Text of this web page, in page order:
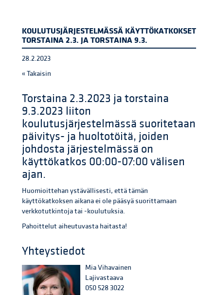
KOULUTUSJÄRJESTELMÄSSÄ KÄYTTÖKATKOKSET
TORSTAINA 2.3. JA TORSTAINA 9.3.
28.2.2023
« Takaisin
Torstaina 2.3.2023 ja torstaina
9.3.2023 liiton
koulutusjärjestelmässä suoritetaan
päivitys- ja huoltotöitä, joiden
johdosta järjestelmässä on
käyttökatkos 00:00-07:00 välisen
ajan.
Huomioittehan ystävällisesti, että tämän
käyttökatkoksen aikana ei ole pääsyä suorittamaan
verkkotutkintoja tai -koulutuksia.
Pahoittelut aiheutuvasta haitasta!
Yhteystiedot
Mia Vihavainen
Lajivastaava
050 528 3022